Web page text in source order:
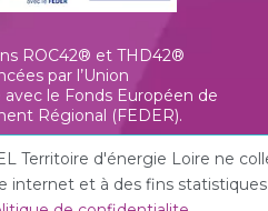
ROC42® et THD42®
par l’Union
avec le Fonds Européen de
Régional (FEDER).
Territoire d'énergie Loire ne
internet et à des fins